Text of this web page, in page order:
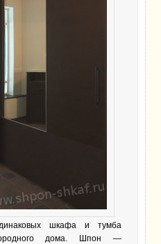
шкафа и тумба
дома. Шпон —